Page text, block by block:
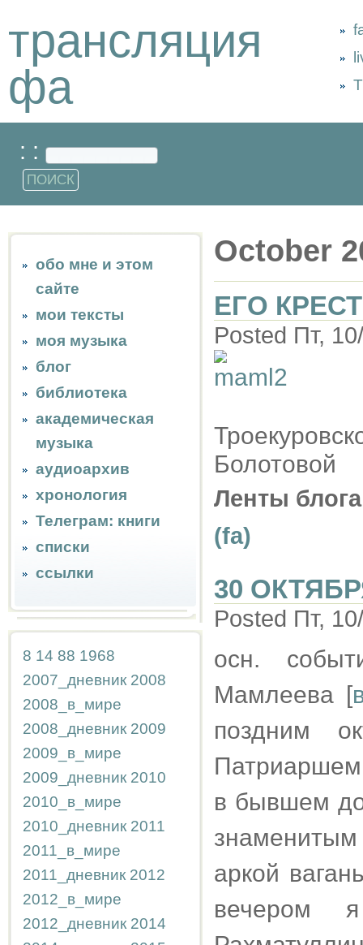
трансляция
фа
: :
обо мне и этом
сайте
мои тексты
моя музыка
блог
библиотека
академическая
музыка
аудиоархив
хронология
Телеграм: книги
списки
ссылки
8 14 88 1968
2007_дневник 2008
2008_в_мире
2008_дневник 2009
2009_в_мире
2009_дневник 2010
2010_в_мире
2010_дневник 2011
2011_в_мире
2011_дневник 2012
2012_в_мире
2012_дневник 2014
October
ЕГО
Posted Пт,
Болотовой
Ленты
(fa)
30
Posted Пт,
осн.
Мамлеева [
поздним
в бывшем
аркой
вечером